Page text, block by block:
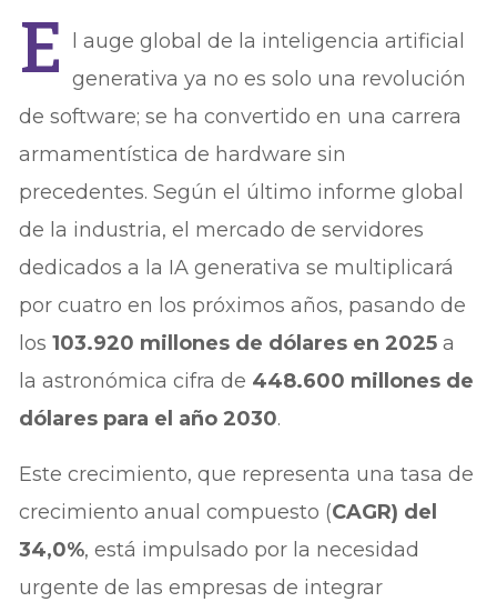
E
l auge global de la inteligencia artificial
generativa ya no es solo una revolución
de software; se ha convertido en una carrera
armamentística de hardware sin
precedentes. Según el último informe global
de la industria, el mercado de servidores
dedicados a la IA generativa se multiplicará
por cuatro en los próximos años, pasando de
los103.920 millones de dólares en 2025 a
la astronómica cifra de 448.600 millones de
dólares para el año 2030.
Este crecimiento, que representa una tasa de
crecimiento anual compuesto (CAGR) del
34,0%, está impulsado por la necesidad
urgente de las empresas de integrar